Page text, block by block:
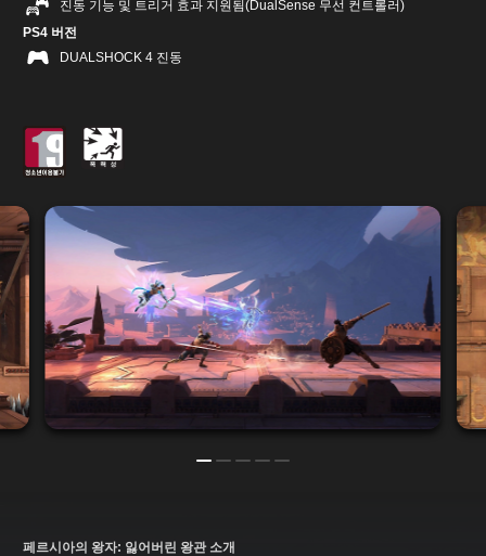
진동 기능 및 트리거 효과 지원됨(DualSense 무선 컨트롤러)
PS4 버전
DUALSHOCK 4 진동
페르시아의 왕자: 잃어버린 왕관 소개